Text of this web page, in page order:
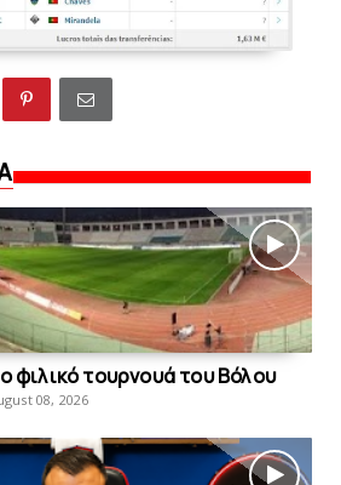
φιλικό τουρνουά του Bόλου
08, 2026